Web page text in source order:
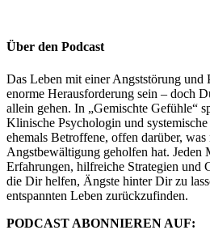
Über den Podcast
Das Leben mit einer Angststörung und
enorme Herausforderung sein – doch
allein gehen. In „Gemischte Gefühle“
Klinische Psychologin und
ehemals Betroffene, offen darüber,
Angstbewältigung geholfen hat. Jeden
Erfahrungen, hilfreiche Strategien und
die Dir helfen, Ängste hinter Dir zu
entspannten Leben zurückzufinden.
PODCAST ABONNIEREN AUF: